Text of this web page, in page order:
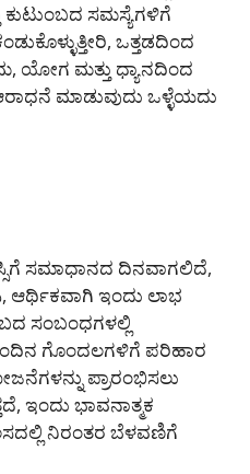
ಸಮಸ್ಯೆಗಳಿಗೆ
ಒತ್ತಡದಿಂದ
ಯೋಗ ಮತ್ತು ಧ್ಯಾನದಿಂದ
ಮಾಡುವುದು ಒಳ್ಳೆಯದು
ಸಮಾಧಾನದ ದಿನವಾಗಲಿದೆ,
ಇಂದು ಲಾಭ
ಸಂಬಂಧಗಳಲ್ಲಿ
ಗೊಂದಲಗಳಿಗೆ ಪರಿಹಾರ
ಪ್ರಾರಂಭಿಸಲು
ಇಂದು ಭಾವನಾತ್ಮಕ
ನಿರಂತರ ಬೆಳವಣಿಗೆ